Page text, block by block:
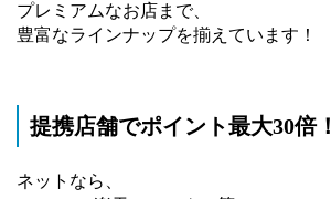
プレミアムなお店まで、
豊富なラインナップを揃えています！
提携店舗でポイント最大30倍！
ネットなら、